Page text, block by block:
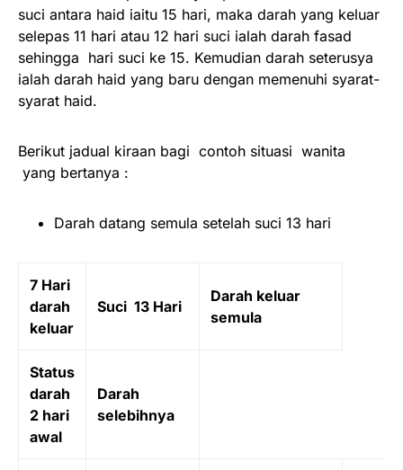
suci antara haid iaitu 15 hari, maka darah yang keluar
selepas 11 hari atau 12 hari suci ialah darah fasad
sehingga hari suci ke 15. Kemudian darah seterusya
ialah darah haid yang baru dengan memenuhi syarat-
syarat haid.
Berikut jadual kiraan bagi contoh situasi wanita
yang bertanya :
Darah datang semula setelah suci 13 hari
7 Hari
darah
keluar
Suci 13 Hari
Darah keluar
semula
Status
darah
2 hari
awal
Darah
selebihnya